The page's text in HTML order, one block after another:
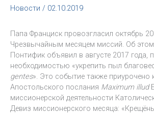
Новости / 02.10.2019
Папа Франциск провозгласил октябрь
Чрезвычайным месяцем миссий. Об
Понтифик объявил в августе 2017 года,
необходимостью «укрепить пыл
gentes». Это событие также приурочено
Апостольского послания Maximum illud
миссионерской деятельности
Девиз миссионерского месяца: